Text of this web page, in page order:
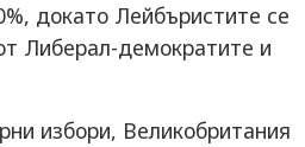
докато Лейбъристите се
Либерал-демократите и
избори, Великобритания